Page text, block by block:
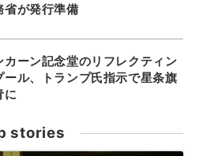
省が発行準備
カーン記念堂のリフレクティン
ール、トランプ氏指示で星条旗
に
stories